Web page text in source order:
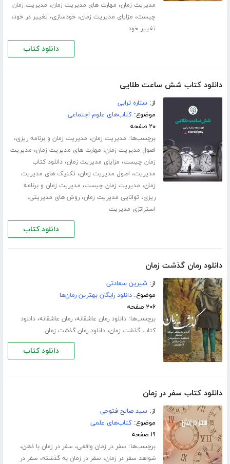
مدیریت زمان، مهارت های مدیریت زمان، مدیریت زمان
چیست، مزایای مدیریت زمان، خودسازی، تغییر در خود،
تغییر خود
دانلود کتاب
دانلود کتاب شش ساعت طلایی
از:ستاره ترابی
موضوع:کتاب‌های علوم اجتماعی
۲۰ صفحه
برچسب‌ها: مدیریت زمان، مدیریت زمان و برنامه ریزی،
اصول مدیریت زمان، مهارت های مدیریت زمان، مدیریت
زمان چیست، مزایای مدیریت زمان،دانلود کتاب
مدیریت، اصول مدیریت زمان، تکنیک های مدیریت
زمان، مدیریت زمان چیست، مدیریت زمان و برنامه
ریزی، توانایی مدیریت زمان،روش های مدیریتی،
استراتژی مدیریت
دانلود کتاب
دانلود رمان گذشت زمان
از:شیرین سعادتی
موضوع:دانلود رایگان بهترین رمان‌ها
۲۰۶ صفحه
برچسب‌ها:دانلود رمان عاشقانه،رمان عاشقانه،دانلود
کتاب گذشت زمان،دانلود رمان گذشت زمان
دانلود کتاب
دانلود کتاب سفر در زمان
از:سید صالح فتوحی
موضوع:کتاب‌های علمی
۱۹ صفحه
برچسب‌ها: سفر در زمان واقعی، سفر در زمان با ذهن،
شواهد سفر در زمان، سفر در زمان به گذشته، سفر در